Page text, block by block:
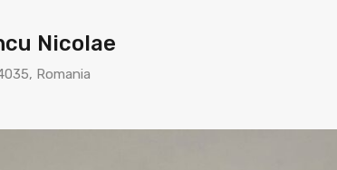
Nicolae
Romania